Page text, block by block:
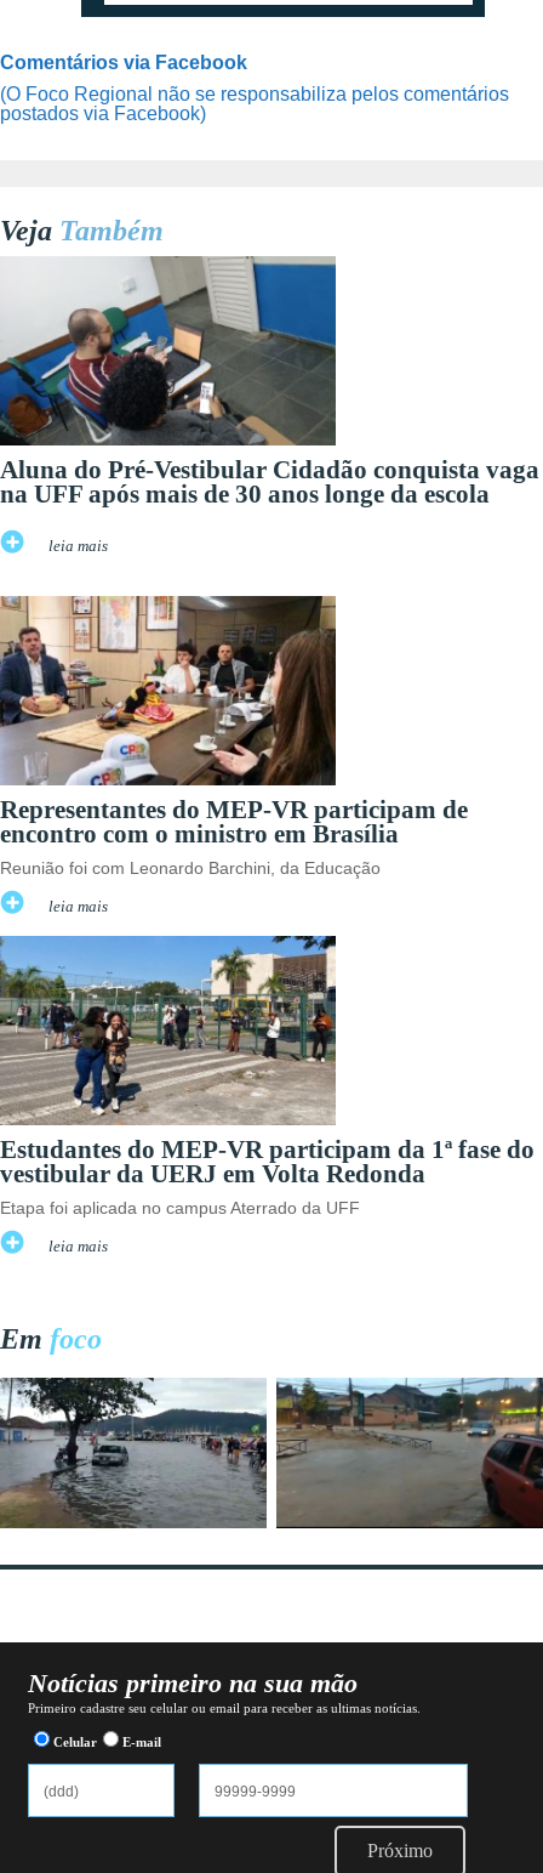
Comentários via Facebook
(O Foco Regional não se responsabiliza pelos comentários
postados via Facebook)
Veja Também
Aluna do Pré-Vestibular Cidadão conquista vaga
na UFF após mais de 30 anos longe da escola
leia mais
Representantes do MEP-VR participam de
encontro com o ministro em Brasília
Reunião foi com Leonardo Barchini, da Educação
leia mais
Estudantes do MEP-VR participam da 1ª fase do
vestibular da UERJ em Volta Redonda
Etapa foi aplicada no campus Aterrado da UFF
leia mais
Em foco
Notícias primeiro na sua mão
Primeiro cadastre seu celular ou email para receber as ultimas notícias.
Celular E-mail
Próximo